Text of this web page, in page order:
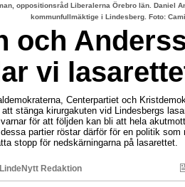
oppositionsråd Liberalerna Örebro län. Daniel
kommunfullmäktige i Lindesberg. Foto:
och
vi
Centerpartiet och
stänga kirurgakuten vid Lindesbergs
för att följden kan bli att hela
partier röstar därför för en politik som
stopp för nedskärningarna på lasarettet.
LindeNytt Redaktion